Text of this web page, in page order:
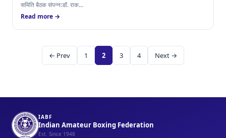
समिति बैठक संपन्न:डॉ. राक...
Read more →
← Prev 1 2 3 4 Next →
IABF
Indian Amateur Boxing Federation
Est. Since 1948